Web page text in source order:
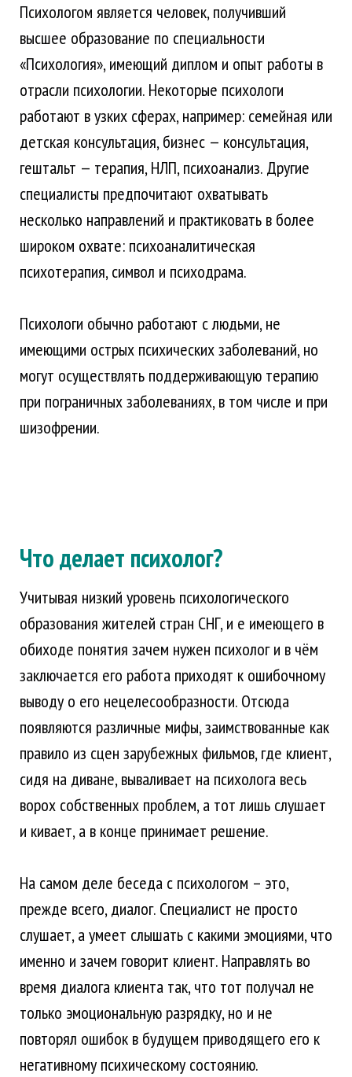
Психологом является человек, получивший
высшее образование по специальности
«Психология», имеющий диплом и опыт работы в
отрасли психологии. Некоторые психологи
работают в узких сферах, например: семейная или
детская консультация, бизнес — консультация,
гештальт — терапия, НЛП, психоанализ. Другие
специалисты предпочитают охватывать
несколько направлений и практиковать в более
широком охвате: психоаналитическая
психотерапия, символ и психодрама.
Психологи обычно работают с людьми, не
имеющими острых психических заболеваний, но
могут осуществлять поддерживающую терапию
при пограничных заболеваниях, в том числе и при
шизофрении.
Что делает психолог?
Учитывая низкий уровень психологического
образования жителей стран СНГ, и е имеющего в
обиходе понятия зачем нужен психолог и в чём
заключается его работа приходят к ошибочному
выводу о его нецелесообразности. Отсюда
появляются различные мифы, заимствованные как
правило из сцен зарубежных фильмов, где клиент,
сидя на диване, вываливает на психолога весь
ворох собственных проблем, а тот лишь слушает
и кивает, а в конце принимает решение.
На самом деле беседа с психологом – это,
прежде всего, диалог. Специалист не просто
слушает, а умеет слышать с какими эмоциями, что
именно и зачем говорит клиент. Направлять во
время диалога клиента так, что тот получал не
только эмоциональную разрядку, но и не
повторял ошибок в будущем приводящего его к
негативному психическому состоянию.